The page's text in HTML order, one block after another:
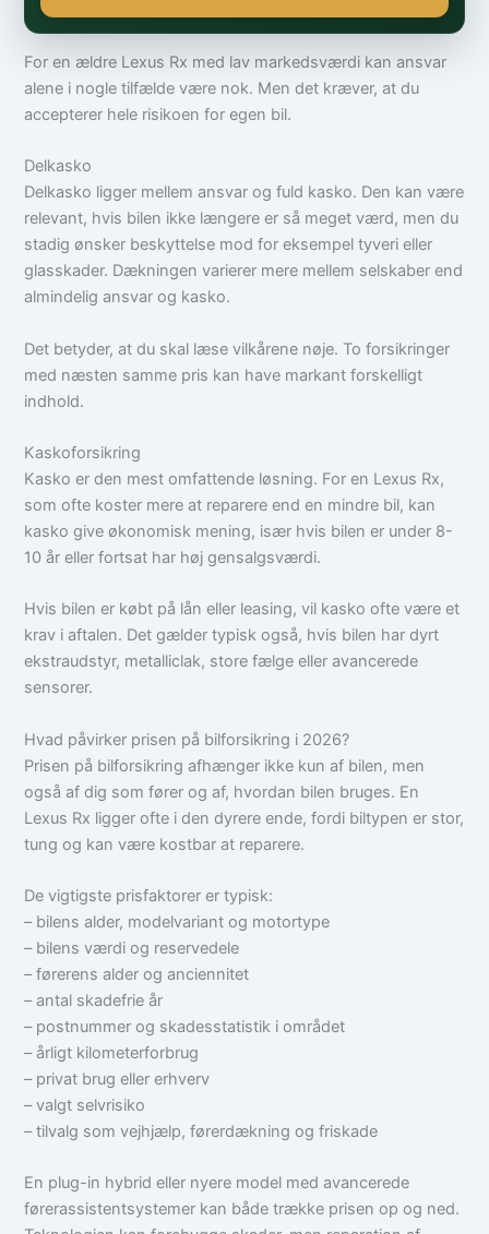
For en ældre Lexus Rx med lav markedsværdi kan ansvar
alene i nogle tilfælde være nok. Men det kræver, at du
accepterer hele risikoen for egen bil.
Delkasko
Delkasko ligger mellem ansvar og fuld kasko. Den kan være
relevant, hvis bilen ikke længere er så meget værd, men du
stadig ønsker beskyttelse mod for eksempel tyveri eller
glasskader. Dækningen varierer mere mellem selskaber end
almindelig ansvar og kasko.
Det betyder, at du skal læse vilkårene nøje. To forsikringer
med næsten samme pris kan have markant forskelligt
indhold.
Kaskoforsikring
Kasko er den mest omfattende løsning. For en Lexus Rx,
som ofte koster mere at reparere end en mindre bil, kan
kasko give økonomisk mening, især hvis bilen er under 8-
10 år eller fortsat har høj gensalgsværdi.
Hvis bilen er købt på lån eller leasing, vil kasko ofte være et
krav i aftalen. Det gælder typisk også, hvis bilen har dyrt
ekstraudstyr, metalliclak, store fælge eller avancerede
sensorer.
Hvad påvirker prisen på bilforsikring i 2026?
Prisen på bilforsikring afhænger ikke kun af bilen, men
også af dig som fører og af, hvordan bilen bruges. En
Lexus Rx ligger ofte i den dyrere ende, fordi biltypen er stor,
tung og kan være kostbar at reparere.
De vigtigste prisfaktorer er typisk:
– bilens alder, modelvariant og motortype
– bilens værdi og reservedele
– førerens alder og anciennitet
– antal skadefrie år
– postnummer og skadesstatistik i området
– årligt kilometerforbrug
– privat brug eller erhverv
– valgt selvrisiko
– tilvalg som vejhjælp, førerdækning og friskade
En plug-in hybrid eller nyere model med avancerede
førerassistentsystemer kan både trække prisen op og ned.